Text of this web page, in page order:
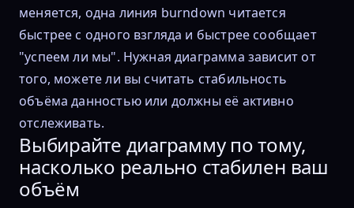
меняется, одна линия burndown читается
быстрее с одного взгляда и быстрее сообщает
"успеем ли мы". Нужная диаграмма зависит от
того, можете ли вы считать стабильность
объёма данностью или должны её активно
отслеживать.
Выбирайте диаграмму по тому,
насколько реально стабилен ваш
объём